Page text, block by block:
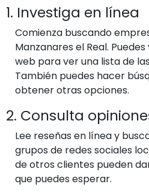
1. Investiga en línea
Comienza buscando
Manzanares el Real.
web para ver una lista de
También puedes hacer
obtener otras opciones.
2. Consulta
Lee reseñas en línea y
grupos de redes sociales
de otros clientes pueden
que puedes esperar.